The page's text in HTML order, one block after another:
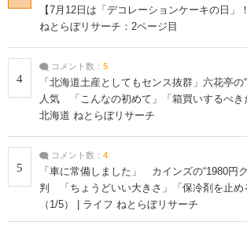
【7月12日は「デコレーションケーキの日」
ねとらぼリサーチ：2ページ目
4
コメント数： 5
「北海道土産としてもセンス抜群」六花亭の
人気 「こんなの初めて」「箱買いするべき
北海道 ねとらぼリサーチ
5
コメント数： 4
「車に常備しました」 カインズの“1980円
判 「ちょうどいい大きさ」「保冷剤を止め
（1/5） | ライフ ねとらぼリサーチ